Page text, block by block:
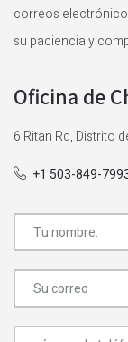
correos
su paciencia y
Oficina de
6 Ritan Rd, Distrito
+1 503-849-